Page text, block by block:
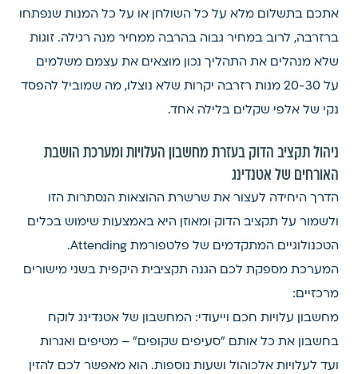
אתכם בתשלום מלא על כל השולחן או על כל המנות שנפתחו
ברזרבה, לרוב במחיר גבוה בהרבה ממחיר מנה רגילה. זוגות
שלא מנהלים את התהליך נכון מוצאים את עצמם משלמים
על 20-30 מנות רזרבה יקרות שלא נוצלו, מה שמוביל להפסד
נקי של אלפי שקלים בלילה אחד.
ניהול תקציב הדוק בעזרת מחשבון העלויות ומערכת הושבת
האורחים של אטנדינג
הדרך היחידה לעצור את שרשרת ההוצאות הנסתרות הזו
ולשמור על תקציב הדוק ומאוזן היא באמצעות שימוש בכלים
הטכנולוגיים המתקדמים של פלטפורמת Attending.
המערכת מספקת לכם הגנה תקציבית היקפית בשני מישורים
מרכזיים:
מחשבון עלויות חכם וייעודי: המחשבון של אטנדינג לוקח
בחשבון את כל אותם "סעיפים שקופים" – מטיפים ואגרות
ועד לעלויות אלכוהול ושעות נוספות. הוא מאפשר לכם להזין